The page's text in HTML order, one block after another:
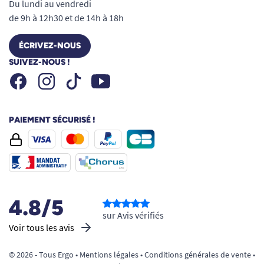
Fabrication allemande
robustesse et une qualité irréprochables.
Besoin d’aide pour choisir ? Découvrez notre
guideComment choisir un accessoire pour
manger plus facilement ?
Voir tous les produits pour m'aider à me souvenir.
Voir tous les produits pour m'aider à maintenir et compenser mes
difficultés de tremblements.
Du lundi au vendredi
de 9h à 12h30 et de 14h à 18h
ÉCRIVEZ-NOUS
SUIVEZ-NOUS !
FacebookInstagramTiktok Youtube
PAIEMENT SÉCURISÉ !
4.8/5
Voir tous les avis
sur Avis vérifiés
© 2026 - Tous Ergo • Mentions légales•Conditions générales de vente•